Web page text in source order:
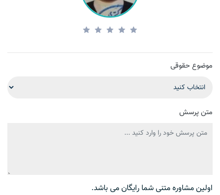
موضوع حقوقی
متن پرسش
اولین مشاوره متنی شما رایگان می باشد.